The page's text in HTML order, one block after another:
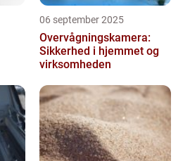
06 september 2025
Overvågningskamera:
Sikkerhed i hjemmet og
virksomheden